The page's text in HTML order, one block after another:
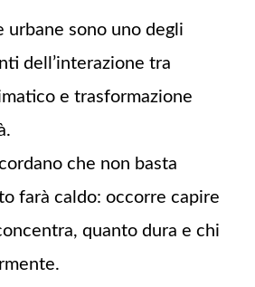
urbane sono uno degli
dell’interazione tra
e trasformazione
che non basta
farà caldo: occorre capire
quanto dura e chi